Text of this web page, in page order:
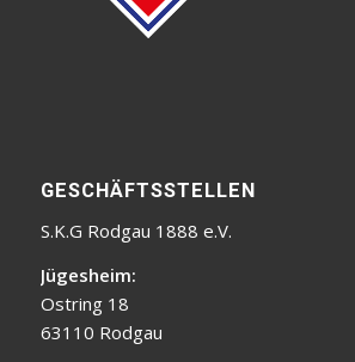
GESCHÄFTSSTELLEN
S.K.G Rodgau 1888 e.V.
Jügesheim:
Ostring 18
63110 Rodgau